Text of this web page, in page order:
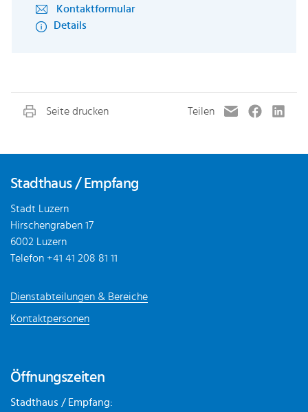
Kontaktformular
Details
Stadthaus / Empfang
Stadt Luzern
Hirschengraben 17
6002 Luzern
Telefon +41 41 208 81 11
Dienstabteilungen & Bereiche
Kontaktpersonen
Öffnungszeiten
Stadthaus / Empfang: